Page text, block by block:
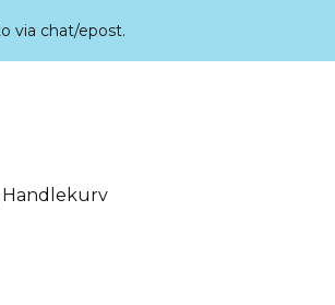
via chat/epost.
Handlekurv